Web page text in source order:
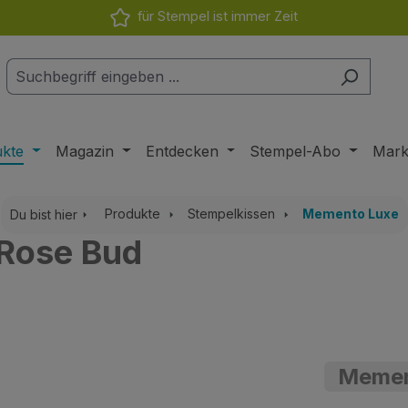
für Stempel ist immer Zeit
Magazin Entdecken Stempel-Abo
Du bist hier Produkte Stempelkissen Memento Luxe
Bud